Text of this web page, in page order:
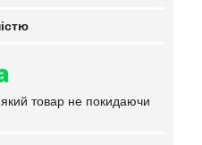
який товар не покидаючи